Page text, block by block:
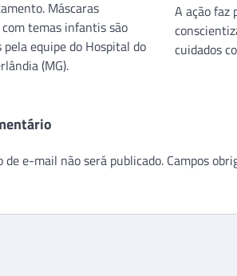
Máscaras
temas infantis são
pela equipe do Hospital do
(MG).
A ação faz
cuidados
de e-mail não será publicado. Campos